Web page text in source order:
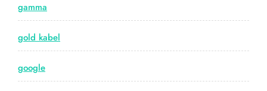
gamma
gold kabel
google